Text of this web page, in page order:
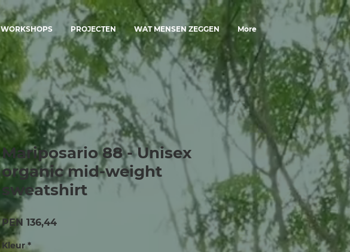
WORKSHOPS PROJECTEN WAT MENSEN ZEGGEN More
Mariposario 88 - Unisex
organic mid-weight
sweatshirt
PEN 136,44Prijs
Kleur *